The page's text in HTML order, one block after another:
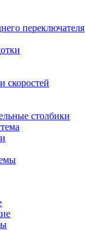
переключателя
скоростей
столбики